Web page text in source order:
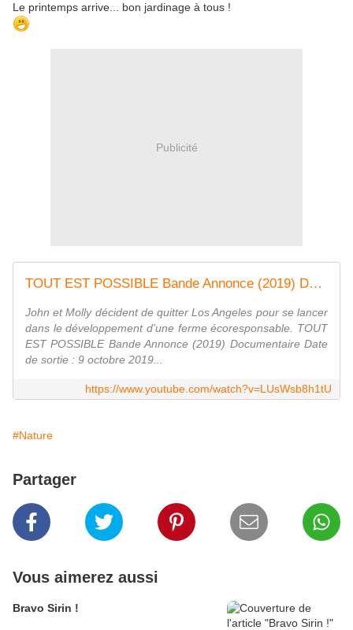
Le printemps arrive... bon jardinage à tous !
Publicité
TOUT EST POSSIBLE Bande Annonce (2019) Documentaire
John et Molly décident de quitter Los Angeles pour se lancer
dans le développement d'une ferme écoresponsable. TOUT
EST POSSIBLE Bande Annonce (2019) Documentaire Date
de sortie : 9 octobre 2019...
https://www.youtube.com/watch?v=LUsWsb8h1tU
#Nature
Partager
Vous aimerez aussi
Bravo Sirin !